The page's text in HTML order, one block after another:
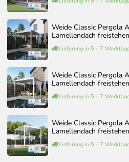
Streben:
Weide Classic Pergola
Lamellendach
Lieferung in 5 - 7
Weide Classic Pergola
Lamellendach
Lieferung in 5 - 7
Weide Classic Pergola
Lamellendach
Lieferung in 5 - 7